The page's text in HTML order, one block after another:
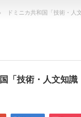
ドミニカ共和国「技術・人
「技術・人文知